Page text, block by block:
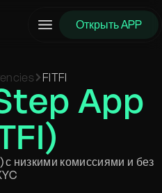
Открыть APP
FITFI
App
низкими комиссиями и без